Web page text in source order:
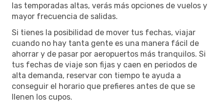
las temporadas altas, verás más opciones de vuelos y
mayor frecuencia de salidas.
Si tienes la posibilidad de mover tus fechas, viajar
cuando no hay tanta gente es una manera fácil de
ahorrar y de pasar por aeropuertos más tranquilos. Si
tus fechas de viaje son fijas y caen en periodos de
alta demanda, reservar con tiempo te ayuda a
conseguir el horario que prefieres antes de que se
llenen los cupos.